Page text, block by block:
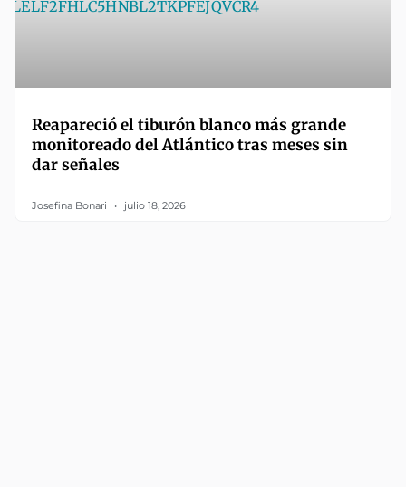
Reapareció el tiburón blanco más grande
monitoreado del Atlántico tras meses sin
dar señales
Josefina Bonari julio 18, 2026